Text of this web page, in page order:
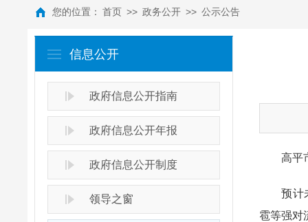
您的位置： 首页 >> 政务公开 >> 公示公告
信息公开
政府信息公开指南
政府信息公开年报
政府信息公开制度
领导之窗
高平市
预计未
雹等强对